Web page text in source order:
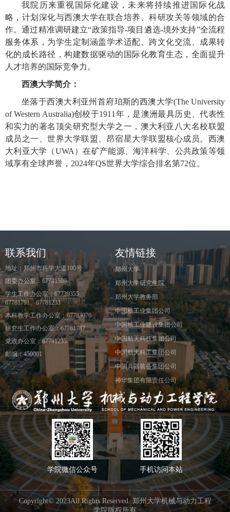
我院历来重视国际化建设，未来将持续推进国际化战
略，计划深化与西澳大学在联合培养、科研攻关等领域的合
作。通过精准调研建立“政策指导-项目遴选-境外支持”全流程
服务体系，为学生定制涵盖学术适配、跨文化交流、成果转
化的成长路径，构建数据驱动的国际化教育生态，全面提升
人才培养的国际竞争力。
西澳大学简介：
坐落于西澳大利亚州首府珀斯的西澳大学(The University
of Western Australia)创校于1911年，是澳洲最具历史、代表性
和实力的著名顶尖研究型大学之一，澳大利亚八大名校联盟
成员之一、世界大学联盟、昂宿星大学联盟核心成员。西澳
大利亚大学（UWA）在矿产能源、海洋科学、公共政策等领
域享有全球声誉，2024年QS世界大学综合排名第72位。
联系我们
地址：郑州市科学大道100号
团委办公室：67781509
学生工作办公室：67739355、
67781791、67781233
本科教学工作办公室：67783076
研究生工作办公室：67781787
党政办公室：67781235
邮编：450001
友情链接
郑州大学
郑州大学研究生院
郑州大学教务部
中国核工业集团公司
中国核工业建设集团公司
中国航天科技集团公司
中国航天科工集团公司
中国兵器装备集团公司
神华集团有限责任公司
学院微信公众号 手机访问本站
Copyright© 2023All Rights Reserved. 郑州大学机械与动力工程
学院版权所有